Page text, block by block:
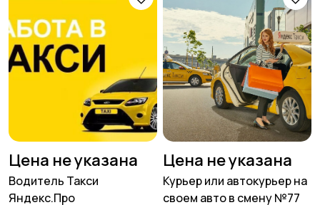
Цена не указана
Водитель Такси
Яндекс.Про
Цена не указана
Курьер или автокурьер на
своем авто в смену №77